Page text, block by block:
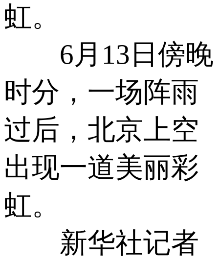
虹。
6月13日傍晚
时分，一场阵雨
过后，北京上空
出现一道美丽彩
虹。
新华社记者